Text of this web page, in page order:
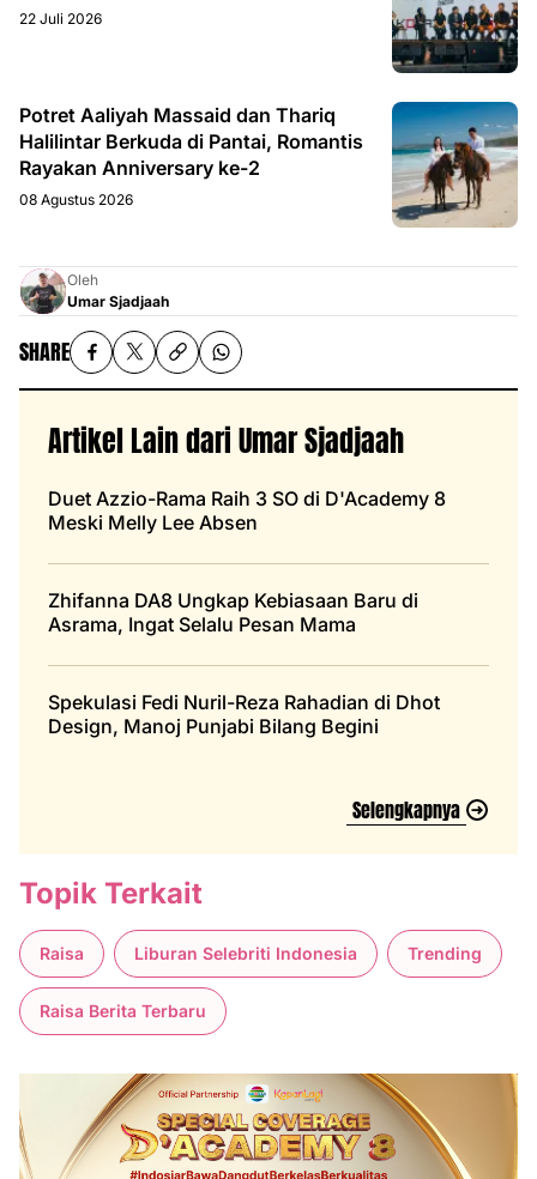
22 Juli 2026
Potret Aaliyah Massaid dan Thariq
Halilintar Berkuda di Pantai, Romantis
Rayakan Anniversary ke-2
08 Agustus 2026
Oleh
Umar Sjadjaah
SHARE
Artikel Lain dari Umar Sjadjaah
Duet Azzio-Rama Raih 3 SO di D'Academy 8
Meski Melly Lee Absen
Zhifanna DA8 Ungkap Kebiasaan Baru di
Asrama, Ingat Selalu Pesan Mama
Spekulasi Fedi Nuril-Reza Rahadian di Dhot
Design, Manoj Punjabi Bilang Begini
Selengkapnya
Topik Terkait
Raisa Liburan Selebriti Indonesia Trending
Raisa Berita Terbaru